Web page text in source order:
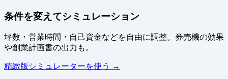
条件を変えてシミュレーション
坪数・営業時間・自己資金などを自由に調整。券売機の効果
や創業計画書の出力も。
精緻版シミュレーターを使う →